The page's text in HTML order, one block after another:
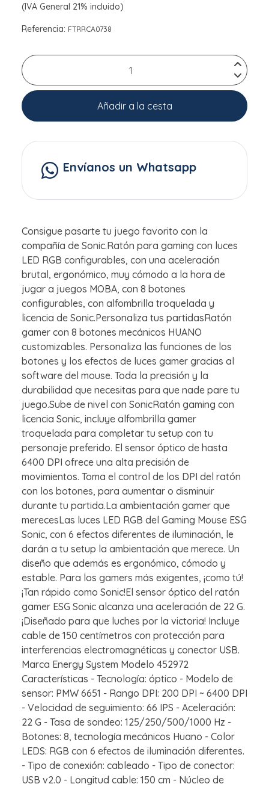
(IVA General 21% incluido)
Referencia: FTRRCA0738
Añadir a la cesta
Envíanos un Whatsapp
Consigue pasarte tu juego favorito con la
compañía de Sonic.Ratón para gaming con luces
LED RGB configurables, con una aceleración
brutal, ergonómico, muy cómodo a la hora de
jugar a juegos MOBA, con 8 botones
configurables, con alfombrilla troquelada y
licencia de Sonic.Personaliza tus partidasRatón
gamer con 8 botones mecánicos HUANO
customizables. Personaliza las funciones de los
botones y los efectos de luces gamer gracias al
software del mouse. Toda la precisión y la
durabilidad que necesitas para que nade pare tu
juego.Sube de nivel con SonicRatón gaming con
licencia Sonic, incluye alfombrilla gamer
troquelada para completar tu setup con tu
personaje preferido. El sensor óptico de hasta
6400 DPI ofrece una alta precisión de
movimientos. Toma el control de los DPI del ratón
con los botones, para aumentar o disminuir
durante tu partida.La ambientación gamer que
merecesLas luces LED RGB del Gaming Mouse ESG
Sonic, con 6 efectos diferentes de iluminación, le
darán a tu setup la ambientación que merece. Un
diseño que además es ergonómico, cómodo y
estable. Para los gamers más exigentes, ¡como tú!
¡Tan rápido como Sonic!El sensor óptico del ratón
gamer ESG Sonic alcanza una aceleración de 22 G.
¡Diseñado para que luches por la victoria! Incluye
cable de 150 centímetros con protección para
interferencias electromagnéticas y conector USB.
Marca Energy System Modelo 452972
Características - Tecnología: óptico - Modelo de
sensor: PMW 6651 - Rango DPI: 200 DPI ~ 6400 DPI
- Velocidad de seguimiento: 66 IPS - Aceleración:
22 G - Tasa de sondeo: 125/250/500/1000 Hz -
Botones: 8, tecnología mecánicos Huano - Color
LEDS: RGB con 6 efectos de iluminación diferentes.
- Tipo de conexión: cableado - Tipo de conector:
USB v2.0 - Longitud cable: 150 cm - Núcleo de